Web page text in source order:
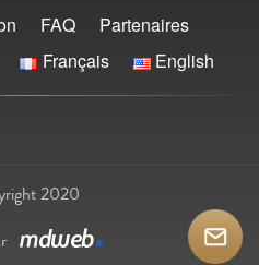
FAQ
Partenaires
Français English
2020